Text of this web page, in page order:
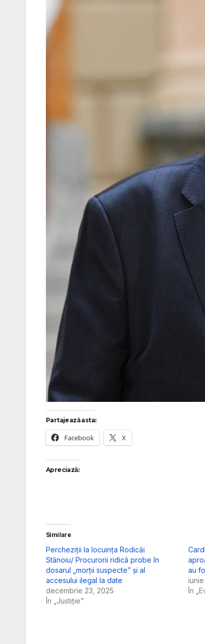
Partajează asta:
Facebook X
Apreciază:
Similare
Percheziții la locuința Rodicăi
Stănoiu/ Procurorii ridică probe în
dosarul „morții suspecte” și al
accesului ilegal la date
decembrie 23, 2025
În „Justiție”
au
În